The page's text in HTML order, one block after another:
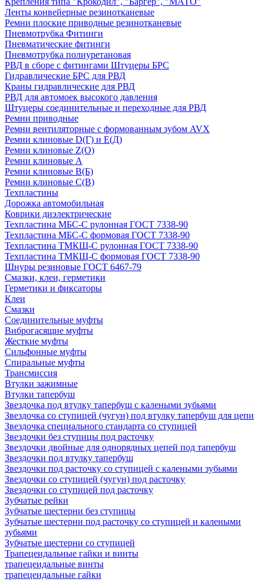
Ленты конвейерные резинотканевые
Ремни плоские приводные резинотканевые
Пневмотрубка Фитинги
Пневматические фитинги
Пневмотрубка полиуретановая
РВД в сборе с фитингами Штуцеры БРС
Гидравлические БРС для РВД
Краны гидравлические для РВД
РВД для автомоек высокого давления
Штуцеры соединительные и переходные для РВД
Ремни приводные
Ремни вентиляторные с формованным зубом AVX
Ремни клиновые D(Г) и Е(Д)
Ремни клиновые Z(О)
Ремни клиновые А
Ремни клиновые В(Б)
Ремни клиновые С(В)
Техпластины
Дорожка автомобильная
Коврики диэлектрические
Техпластина МБС-С рулонная ГОСТ 7338-90
Техпластина МБС-С формовая ГОСТ 7338-90
Техпластина ТМКЩ-С рулонная ГОСТ 7338-90
Техпластина ТМКЩ-С формовая ГОСТ 7338-90
Шнуры резиновые ГОСТ 6467-79
Смазки, клеи, герметики
Герметики и фиксаторы
Клеи
Смазки
Соединительные муфты
Виброгасящие муфты
Жесткие муфты
Сильфонные муфты
Спиральные муфты
Трансмиссия
Втулки зажимные
Втулки тапербуш
Звездочка под втулку тапербуш c калеными зубьями
Звездочка со ступицей (чугун) под втулку тапербуш для цепи
Звездочка специального стандарта со ступицей
Звездочки без ступицы под расточку
Звездочки двойные для однорядных цепей под тапербуш
Звездочки под втулку тапербуш
Звездочки под расточку со ступицей с калеными зубьями
Звездочки со ступицей (чугун) под расточку
Звездочки со ступицей под расточку
Зубчатые рейки
Зубчатые шестерни без ступицы
Зубчатые шестерни под расточку со ступицей и калеными
зубьями
Зубчатые шестерни со ступицей
Трапецеидальные гайки и винты
трапецеидальные винты
трапецеидальные гайки